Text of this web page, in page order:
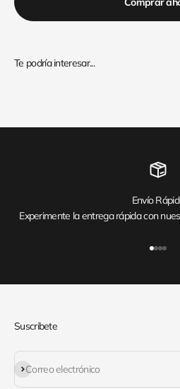
Envío
Experimente la entrega rápida con
Suscribete
Correo electrónico
Suscribirse